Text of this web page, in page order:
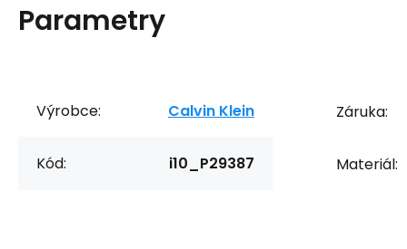
Parametry
Výrobce: Calvin Klein
Kód: i10_P29387
Záruka:
Materiál: